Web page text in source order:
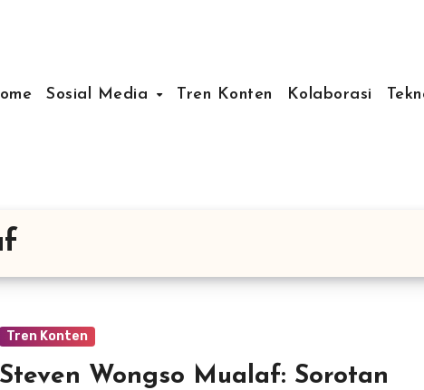
Sosial Media Tren Konten Kolaborasi
Tren Konten
Steven Wongso Mualaf: Sorotan